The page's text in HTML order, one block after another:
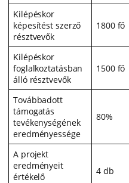
Kilépéskor
képesítést szerző
résztvevők
1800 fő
Kilépéskor
foglalkoztatásban
álló résztvevők
1500 fő
Továbbadott
támogatás
tevékenységének
eredményessége
80%
A projekt
eredményeit
értékelő
4 db